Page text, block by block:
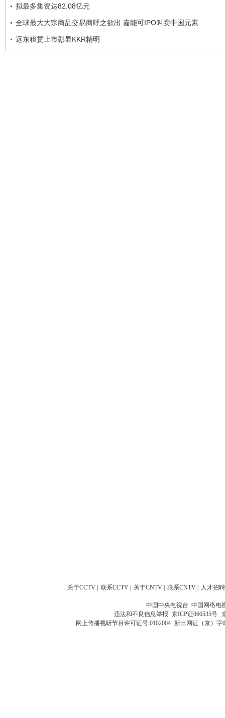
拟最多集资达82.08亿元
全球最大大宗商品交易商呼之欲出 嘉能可IPO叫卖中国元素
远东租赁上市彰显KKR精明
关于CCTV 联系CCTV 关于CNTV 联系CNTV 人才招聘
中国中央电视台 中国网络电
违法和不良信息举报 京ICP证060535号
网上传播视听节目许可证号 0102004 新出网证（京）